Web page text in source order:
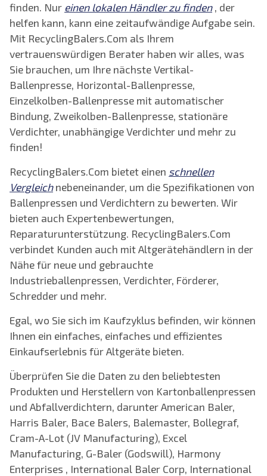
finden. Nur einen lokalen Händler zu finden, der
helfen kann, kann eine zeitaufwändige Aufgabe sein.
Mit RecyclingBalers.Com als Ihrem
vertrauenswürdigen Berater haben wir alles, was
Sie brauchen, um Ihre nächste Vertikal-
Ballenpresse, Horizontal-Ballenpresse,
Einzelkolben-Ballenpresse mit automatischer
Bindung, Zweikolben-Ballenpresse, stationäre
Verdichter, unabhängige Verdichter und mehr zu
finden!
RecyclingBalers.Com bietet einen schnellen
Vergleichnebeneinander, um die Spezifikationen von
Ballenpressen und Verdichtern zu bewerten. Wir
bieten auch Expertenbewertungen,
Reparaturunterstützung. RecyclingBalers.Com
verbindet Kunden auch mit Altgerätehändlern in der
Nähe für neue und gebrauchte
Industrieballenpressen, Verdichter, Förderer,
Schredder und mehr.
Egal, wo Sie sich im Kaufzyklus befinden, wir können
Ihnen ein einfaches, einfaches und effizientes
Einkaufserlebnis für Altgeräte bieten.
Überprüfen Sie die Daten zu den beliebtesten
Produkten und Herstellern von Kartonballenpressen
und Abfallverdichtern, darunter American Baler,
Harris Baler, Bace Balers, Balemaster, Bollegraf,
Cram-A-Lot (JV Manufacturing), Excel
Manufacturing, G-Baler (Godswill), Harmony
Enterprises , International Baler Corp, International